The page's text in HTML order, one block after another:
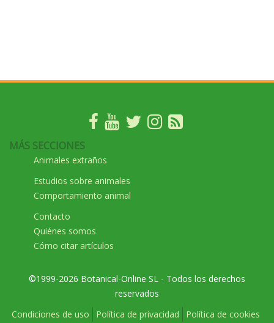
MÁS SECCIONES
Animales extraños
Estudios sobre animales
Comportamiento animal
Contacto
Quiénes somos
Cómo citar artículos
©1999-2026 Botanical-Online SL - Todos los derechos
reservados
Condiciones de uso
Política de privacidad Política de cookies